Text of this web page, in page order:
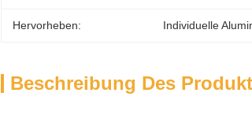
Hervorheben: Individuelle
Beschreibung Des